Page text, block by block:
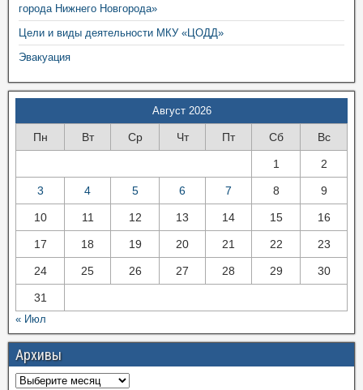
города Нижнего Новгорода»
Цели и виды деятельности МКУ «ЦОДД»
Эвакуация
Август 2026
Пн Вт Ср Чт Пт Сб Вс
1 2
3 4 5 6 7 8 9
10 11 12 13 14 15 16
17 18 19 20 21 22 23
24 25 26 27 28 29 30
31
« Июл
Архивы